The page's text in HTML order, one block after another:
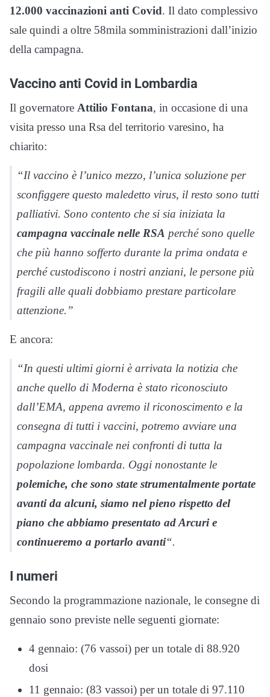
12.000 vaccinazioni anti Covid. Il dato complessivo
sale quindi a oltre 58mila somministrazioni dall’inizio
della campagna.
Vaccino anti Covid in Lombardia
Il governatore Attilio Fontana, in occasione di una
visita presso una Rsa del territorio varesino, ha
chiarito:
“Il vaccino è l’unico mezzo, l’unica soluzione per
sconfiggere questo maledetto virus, il resto sono tutti
palliativi. Sono contento che si sia iniziata la
campagna vaccinale nelle RSA perché sono quelle
che più hanno sofferto durante la prima ondata e
perché custodiscono i nostri anziani, le persone più
fragili alle quali dobbiamo prestare particolare
attenzione.”
E ancora:
“In questi ultimi giorni è arrivata la notizia che
anche quello di Moderna è stato riconosciuto
dall’EMA, appena avremo il riconoscimento e la
consegna di tutti i vaccini, potremo avviare una
campagna vaccinale nei confronti di tutta la
popolazione lombarda. Oggi nonostante le
polemiche, che sono state strumentalmente portate
avanti da alcuni, siamo nel pieno rispetto del
piano che abbiamo presentato ad Arcuri e
continueremo a portarlo avanti“.
I numeri
Secondo la programmazione nazionale, le consegne di
gennaio sono previste nelle seguenti giornate:
4 gennaio: (76 vassoi) per un totale di 88.920
dosi
11 gennaio: (83 vassoi) per un totale di 97.110